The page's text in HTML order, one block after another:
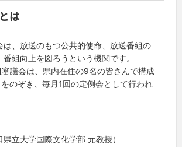
は
は、放送のもつ公共的使命、放送番組の
組向上を図ろうという機関です。
議会は、県内在住の9名の皆さんで構成
のぞき、毎月1回の定例会として行われ
立大学国際文化学部 元教授）